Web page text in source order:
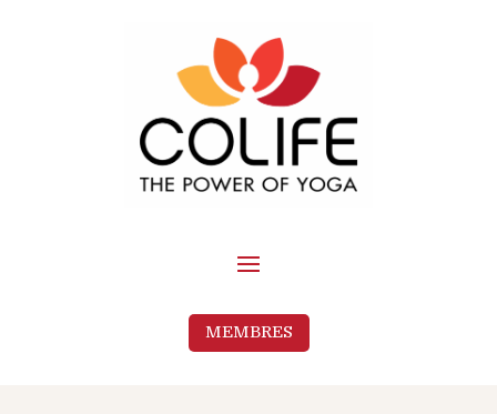
MEMBRES